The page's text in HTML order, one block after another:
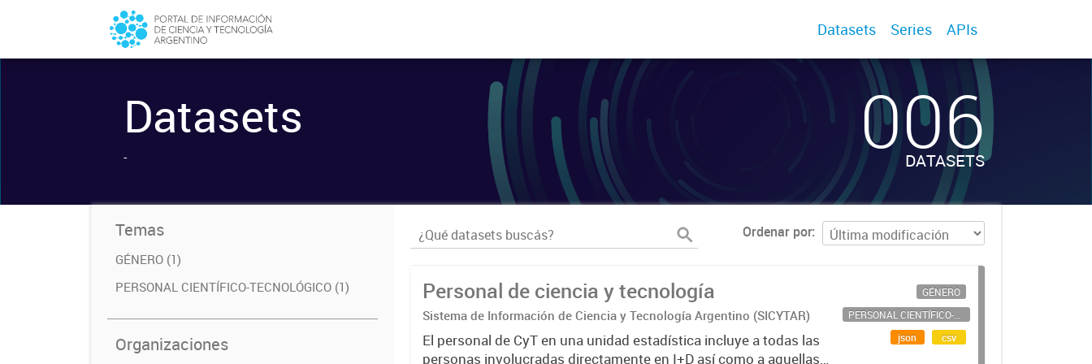
Datasets Series APIs
Datasets
- 006
DATASETS
Temas
GÉNERO (1)
PERSONAL CIENTÍFICO-TECNOLÓGICO (1)
Organizaciones
Ordenar por
Personal de ciencia y tecnología
Sistema de Información de Ciencia y Tecnología Argentino (SICYTAR)
El personal de CyT en una unidad estadística incluye a todas las
personas involucradas directamente en I+D así como a aquellas
GÉNERO
PERSONAL CIENTÍFICO-TECNOLÓGICO
json
csv